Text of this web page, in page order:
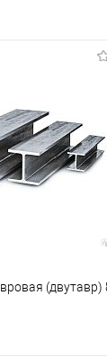
(двутавр)